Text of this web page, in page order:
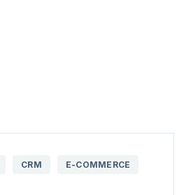
CRM E-COMMERCE